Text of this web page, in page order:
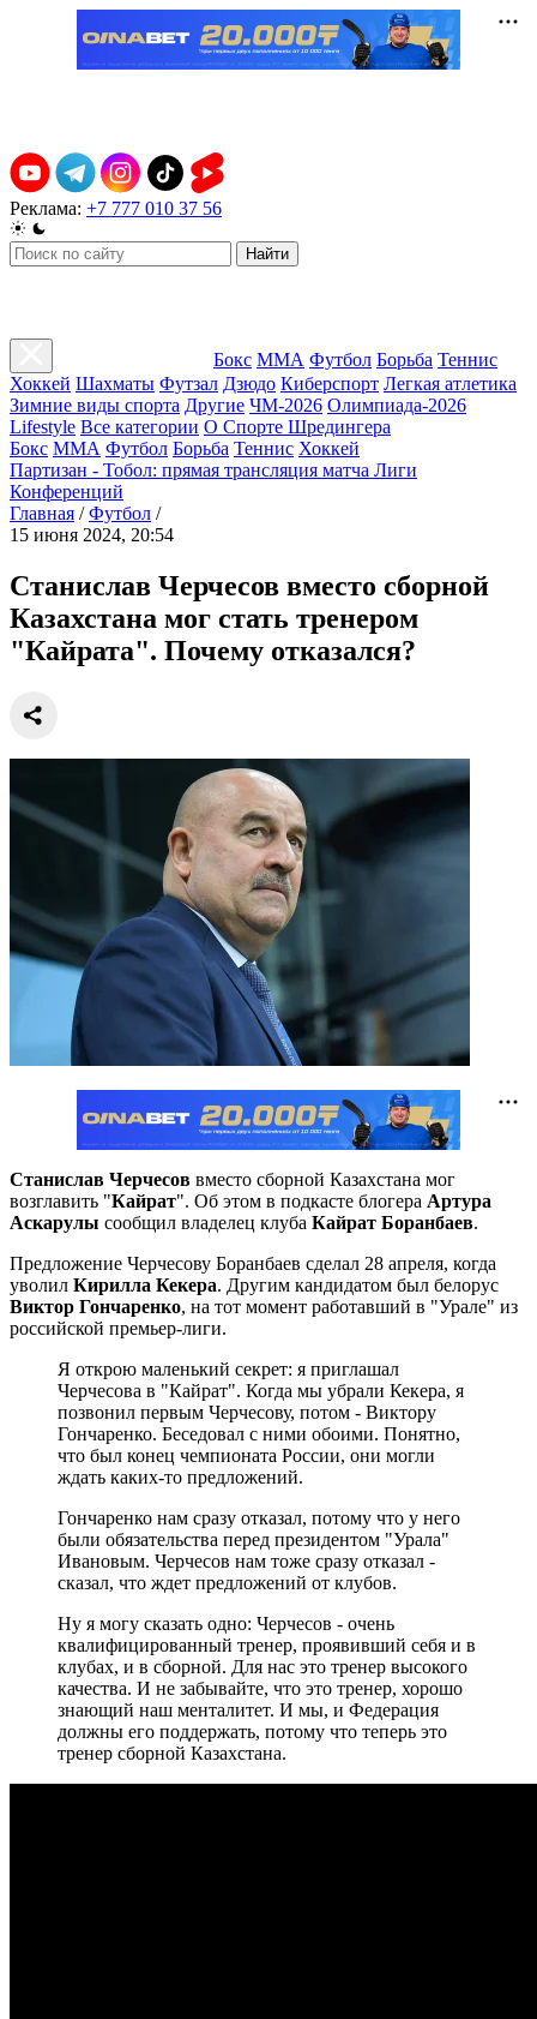
Реклама: +7 777 010 37 56
Найти
Бокс ММА Футбол Борьба Теннис
Хоккей Шахматы Футзал Дзюдо Киберспорт Легкая атлетика
Зимние виды спорта Другие ЧМ-2026 Олимпиада-2026
Lifestyle Все категории О Спорте Шредингера
Бокс ММА Футбол Борьба Теннис Хоккей
Партизан - Тобол: прямая трансляция матча Лиги
Конференций
Главная / Футбол /
15 июня 2024, 20:54
Станислав Черчесов вместо сборной
Казахстана мог стать тренером
"Кайрата". Почему отказался?
Станислав Черчесов вместо сборной Казахстана мог
возглавить "Кайрат". Об этом в подкасте блогера Артура
Аскарулы сообщил владелец клуба Кайрат Боранбаев.
Предложение Черчесову Боранбаев сделал 28 апреля, когда
уволил Кирилла Кекера. Другим кандидатом был белорус
Виктор Гончаренко, на тот момент работавший в "Урале" из
российской премьер-лиги.
Я открою маленький секрет: я приглашал
Черчесова в "Кайрат". Когда мы убрали Кекера, я
позвонил первым Черчесову, потом - Виктору
Гончаренко. Беседовал с ними обоими. Понятно,
что был конец чемпионата России, они могли
ждать каких-то предложений.
Гончаренко нам сразу отказал, потому что у него
были обязательства перед президентом "Урала"
Ивановым. Черчесов нам тоже сразу отказал -
сказал, что ждет предложений от клубов.
Ну я могу сказать одно: Черчесов - очень
квалифицированный тренер, проявивший себя и в
клубах, и в сборной. Для нас это тренер высокого
качества. И не забывайте, что это тренер, хорошо
знающий наш менталитет. И мы, и Федерация
должны его поддержать, потому что теперь это
тренер сборной Казахстана.